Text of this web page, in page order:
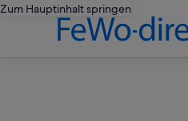
Zum Hauptinhalt springen